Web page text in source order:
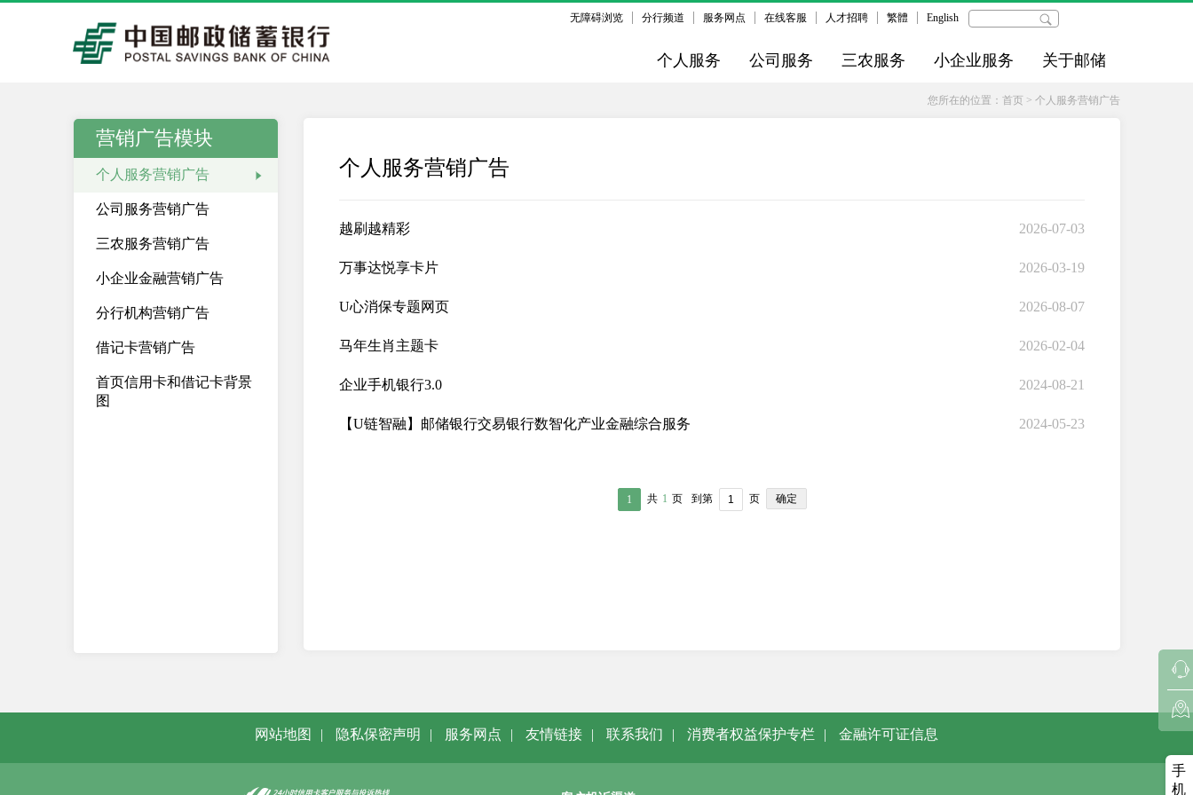
无障碍浏览 分行频道 服务网点 在线客服 人才招聘 繁體 English
个人服务 公司服务 三农服务 小企业服务 关于邮储
您所在的位置： 首页 > 个人服务营销广告
营销广告模块
个人服务营销广告
公司服务营销广告
三农服务营销广告
小企业金融营销广告
分行机构营销广告
借记卡营销广告
首页信用卡和借记卡背景
图
个人服务营销广告
2026-07-03
越刷越精彩
2026-03-19
万事达悦享卡片
2026-08-07
U心消保专题网页
2026-02-04
马年生肖主题卡
2024-08-21
企业手机银行3.0
2024-05-23
【U链智融】邮储银行交易银行数智化产业金融综合服务
1 共 1 页 到第 页 确定
网站地图 | 隐私保密声明 | 服务网点 | 友情链接 | 联系我们 | 消费者权益保护专栏 | 金融许可证信息
手
机